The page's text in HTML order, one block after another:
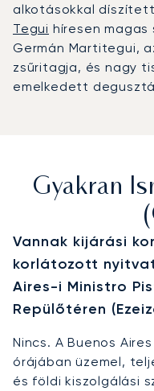
alkotásokkal
Tegui híresen magas
Germán Martitegui,
zsűritagja, és nagy
emelkedett
Gyakran
Vannak kijárási
korlátozott
Aires-i Ministro
Repülőtéren
Nincs. A Buenos
órájában üzemel,
és földi kiszolgálási